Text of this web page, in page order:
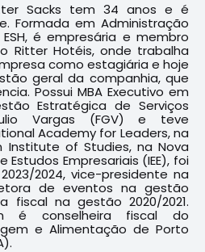
Sacks tem 34 anos e é
Formada em Administração
é empresária e membro
Ritter Hotéis, onde trabalha
como estagiária e hoje
geral da companhia, que
Possui MBA Executivo em
Estratégica de Serviços
Vargas (FGV) e teve
Academy for Leaders, na
Institute of Studies, na Nova
Estudos Empresariais (IEE), foi
2024, vice-presidente na
de eventos na gestão
fiscal na gestão 2020/2021.
é conselheira fiscal do
e Alimentação de Porto